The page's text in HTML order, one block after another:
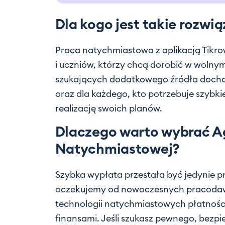
Dla kogo jest takie
Praca natychmiastowa z aplikacją
i uczniów, którzy chcą dorobić w
szukających dodatkowego źródła
oraz dla każdego, kto potrzebuje
realizację swoich planów.
Dlaczego warto wybrać
Natychmiastowej?
Szybka wypłata przestała być jedynie
oczekujemy od nowoczesnych
technologii natychmiastowych
finansami. Jeśli szukasz pewnego,